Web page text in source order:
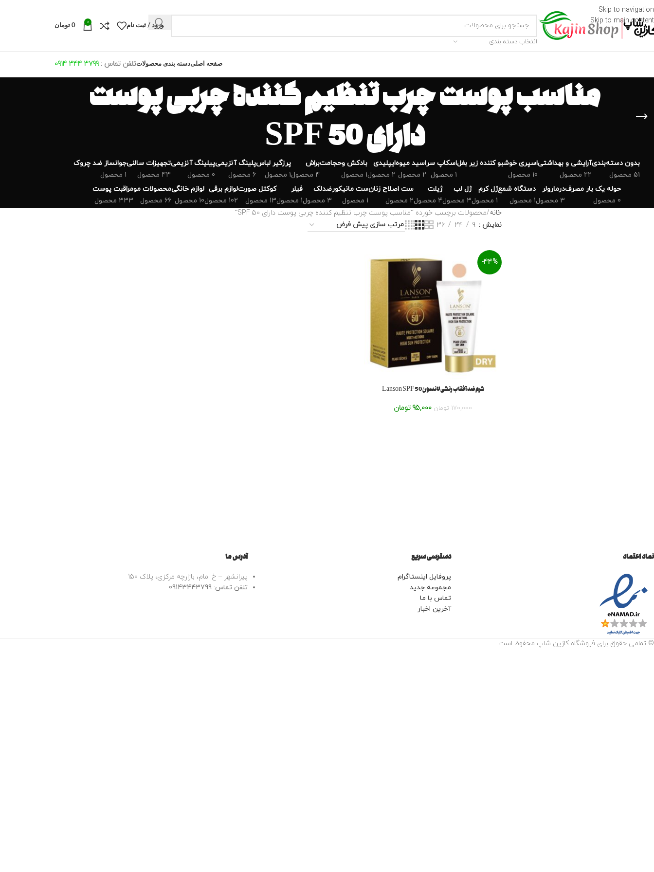
Skip to navigation
Skip to main content
انتخاب دسته بندی
ورود / ثبت نام
0
0 تومان
صفحه اصلیدسته بندی محصولاتتلفن تماس : 3799 344 0914
مناسب پوست چرب تنظیم کننده چربی پوست
دارای SPF 50
بدون دسته‌بندی
51 محصول
‌آرایشی و بهداشتی
22 محصول
اسپری خوشبو کننده زیر بغل
10 محصول
اسکاپ سر
1 محصول
اسید میوه
2 محصول
ایپلیدی
2 محصول
بادکش وحجامت
1 محصول
براش
4 محصول
پرزگیر لباس
1 محصول
پلینگ آنزیمی
6 محصول
پیلینگ آنزیمی
0 محصول
تجهیزات سالنی
43 محصول
جوانساز ضد چروک
1 محصول
حوله یک بار مصرف
0 محصول
درمارولر
3 محصول
دستگاه شمع
1 محصول
ژل کرم
1 محصول
ژل لب
3 محصول
ژیلت
4 محصول
ست اصلاح زنان
2 محصول
ست مانیکور
1 محصول
ضدلک
3 محصول
فیلر
1 محصول
کوکتل صورت
13 محصول
لوازم برقی
102 محصول
لوازم خانگی
10 محصول
محصولات مو
66 محصول
مراقبت پوست
333 محصول
خانه محصولات برچسب خورده “مناسب پوست چرب تنظیم کننده چربی پوست دارای SPF 50”
نمایش
9
24
36
-44%
کرم ضد آفتاب رنگی لانسون Lanson SPF 50
170,000 تومان 95,000 تومان
نماد اعتماد دسترسی سریع
پروفایل اینستاگرام
مجموعه جدید
تماس با ما
آخرین اخبار
آدرس ما
پیرانشهر – خ امام، بازارچه مرکزی، پلاک 150
تلفن تماس: 09143443799
© تمامی حقوق برای فروشگاه کاژین شاپ محفوظ است.